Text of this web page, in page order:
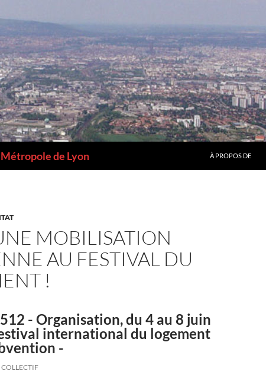
de Lyon À PROPOS DE
MOBILISATION
AU FESTIVAL DU
!
- Organisation, du 4 au 8 juin
international du logement
-
COLLECTIF